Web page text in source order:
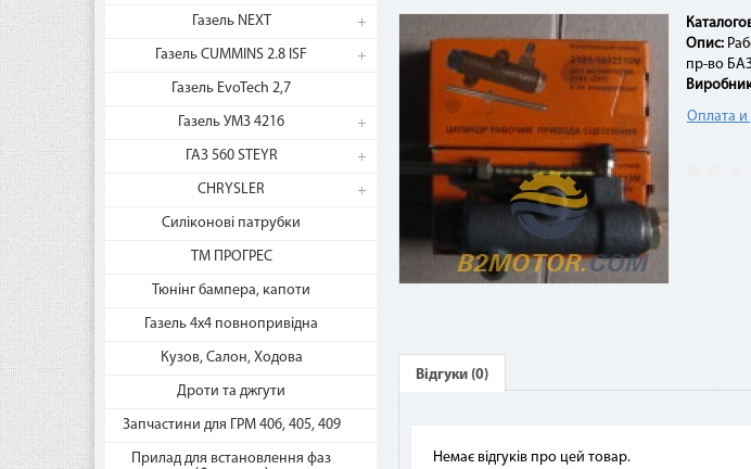
Газель NEXT
Газель CUMMINS 2.8 ISF
Газель EvoTech 2,7
Газель УМЗ 4216
ГАЗ 560 STEYR
CHRYSLER
Силіконові патрубки
ТМ ПРОГРЕС
Тюнінг бампера, капоти
Газель 4х4 повнопривідна
Кузов, Салон, Ходова
Дроти та джгути
Запчастини для ГРМ 406, 405, 409
Прилад для встановлення фаз
Опис:
пр-во
Оплата и
Відгуки (0)
Немає відгуків про цей товар.
3. Укажите количество
платежей и совершите
покупку. С Вашей карты
спишется первый платеж
Какими картами можно оплатить
рассрочка»?